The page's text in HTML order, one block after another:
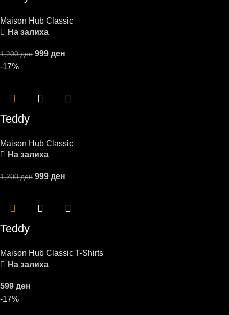
Maison Hub Classic
На залиха
1,200ден 999 ден
-17%
Teddy
Maison Hub Classic
На залиха
1,200ден 999 ден
Teddy
Maison Hub Classic T-Shirts
На залиха
599 ден
-17%